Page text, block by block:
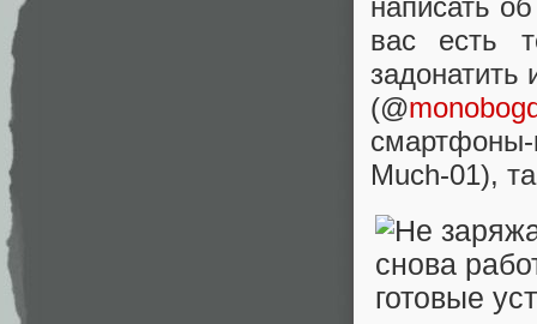
вас есть
задонатить
(@
Much-01),